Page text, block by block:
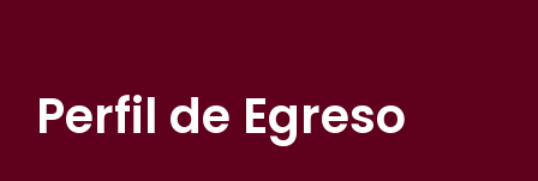
Perfil de Egreso